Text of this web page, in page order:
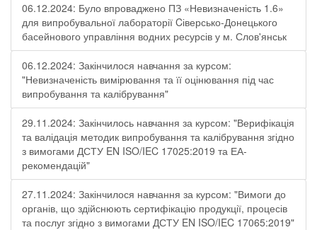
06.12.2024: Було впроваджено ПЗ «Невизначеність 1.6»
для випробувальної лабораторії Cіверсько-Донецького
басейнового управління водних ресурсів у м. Слов'янськ
06.12.2024: Закінчилося навчання за курсом:
"Невизначеність вимірювання та її оцінювання під час
випробування та калібрування"
29.11.2024: Закінчилось навчання за курсом: "Верифікація
та валідація методик випробування та калібрування згідно
з вимогами ДСТУ EN ISO/IEC 17025:2019 та ЕА-
рекомендацій"
27.11.2024: Закінчилося навчання за курсом: "Вимоги до
органів, що здійснюють сертифікацію продукції, процесів
та послуг згідно з вимогами ДСТУ EN ISO/IEC 17065:2019"